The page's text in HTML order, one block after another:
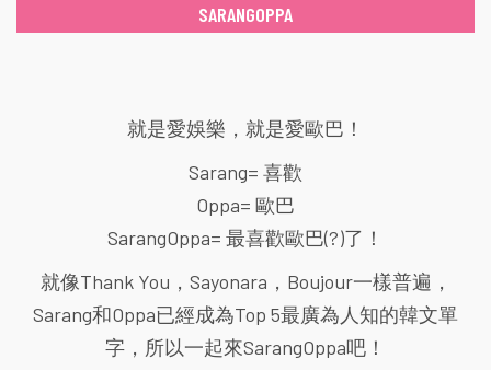
SARANGOPPA
就是愛娛樂，就是愛歐巴！
Sarang= 喜歡
Oppa= 歐巴
SarangOppa= 最喜歡歐巴(?)了！
就像Thank You，Sayonara，Boujour一樣普遍，
Sarang和Oppa已經成為Top 5最廣為人知的韓文單
字，所以一起來SarangOppa吧！